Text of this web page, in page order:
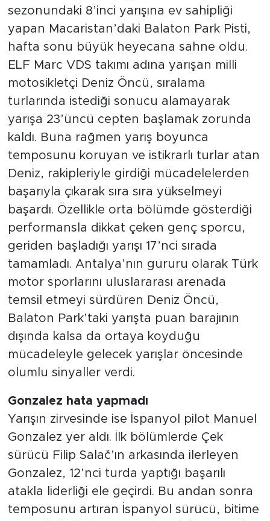
sezonundaki 8’inci yarışına ev sahipliği
yapan Macaristan’daki Balaton Park Pisti,
hafta sonu büyük heyecana sahne oldu.
ELF Marc VDS takımı adına yarışan milli
motosikletçi Deniz Öncü, sıralama
turlarında istediği sonucu alamayarak
yarışa 23’üncü cepten başlamak zorunda
kaldı. Buna rağmen yarış boyunca
temposunu koruyan ve istikrarlı turlar atan
Deniz, rakipleriyle girdiği mücadelelerden
başarıyla çıkarak sıra sıra yükselmeyi
başardı. Özellikle orta bölümde gösterdiği
performansla dikkat çeken genç sporcu,
geriden başladığı yarışı 17’nci sırada
tamamladı. Antalya’nın gururu olarak Türk
motor sporlarını uluslararası arenada
temsil etmeyi sürdüren Deniz Öncü,
Balaton Park’taki yarışta puan barajının
dışında kalsa da ortaya koyduğu
mücadeleyle gelecek yarışlar öncesinde
olumlu sinyaller verdi.
Gonzalez hata yapmadı
Yarışın zirvesinde ise İspanyol pilot Manuel
Gonzalez yer aldı. İlk bölümlerde Çek
sürücü Filip Salač’ın arkasında ilerleyen
Gonzalez, 12’nci turda yaptığı başarılı
atakla liderliği ele geçirdi. Bu andan sonra
temposunu artıran İspanyol sürücü, bitime